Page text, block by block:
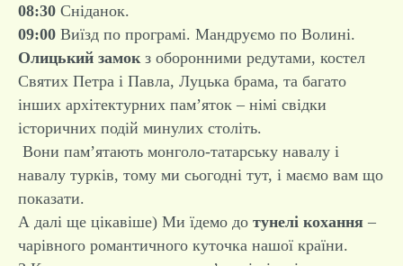
08:30 Сніданок.
09:00 Виїзд по програмі. Мандруємо по Волині.
Олицький замок з оборонними редутами, костел
Святих Петра і Павла, Луцька брама, та багато
інших архітектурних пам’яток – німі свідки
історичних подій минулих століть.
Вони пам’ятають монголо-татарську навалу і
навалу турків, тому ми сьогодні тут, і маємо вам що
показати.
А далі ще цікавіше) Ми їдемо до тунелі кохання –
чарівного романтичного куточка нашої країни.